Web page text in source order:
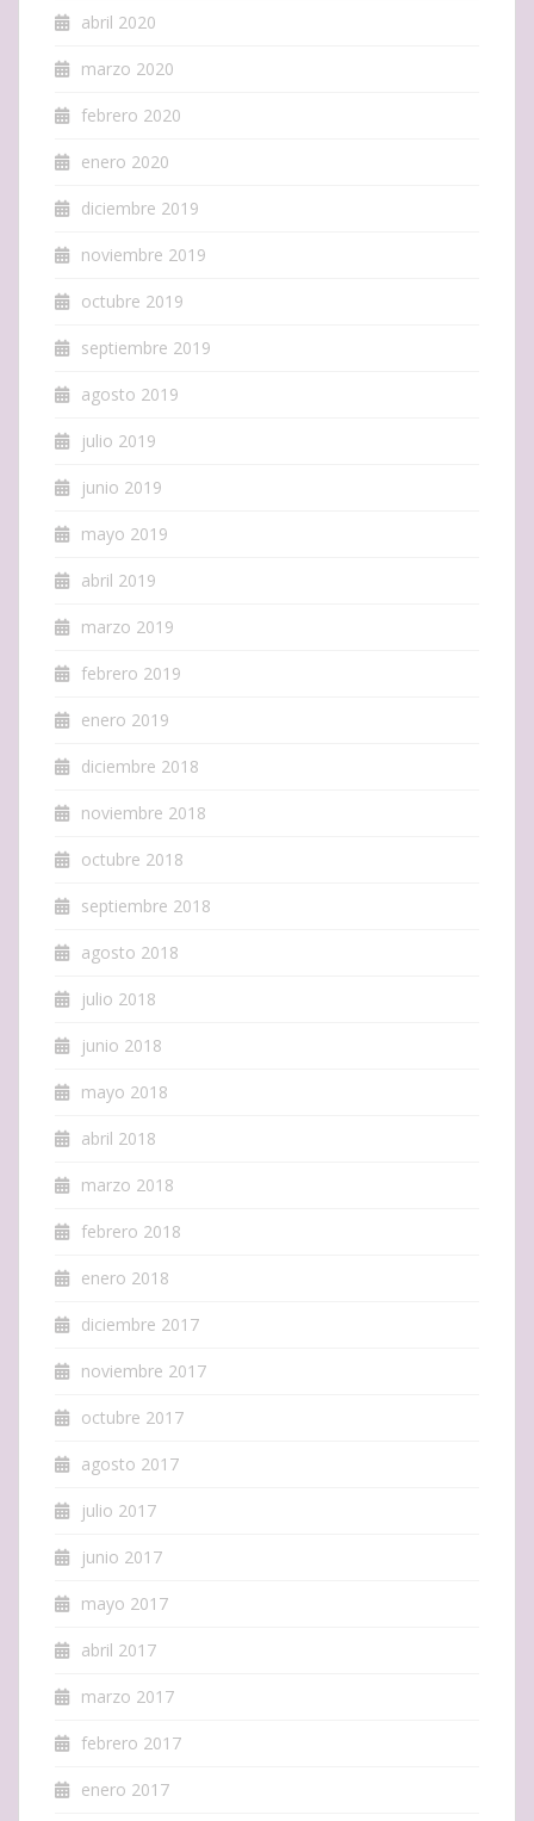
abril 2020
marzo 2020
febrero 2020
enero 2020
diciembre 2019
noviembre 2019
octubre 2019
septiembre 2019
agosto 2019
julio 2019
junio 2019
mayo 2019
abril 2019
marzo 2019
febrero 2019
enero 2019
diciembre 2018
noviembre 2018
octubre 2018
septiembre 2018
agosto 2018
julio 2018
junio 2018
mayo 2018
abril 2018
marzo 2018
febrero 2018
enero 2018
diciembre 2017
noviembre 2017
octubre 2017
agosto 2017
julio 2017
junio 2017
mayo 2017
abril 2017
marzo 2017
febrero 2017
enero 2017